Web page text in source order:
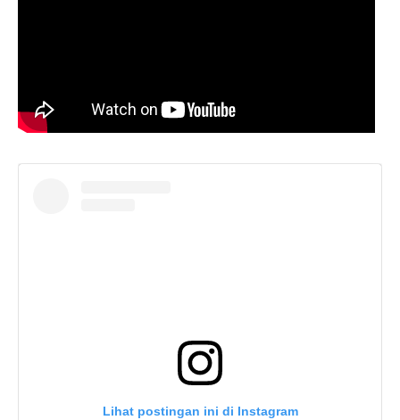
Lihat postingan ini di Instagram